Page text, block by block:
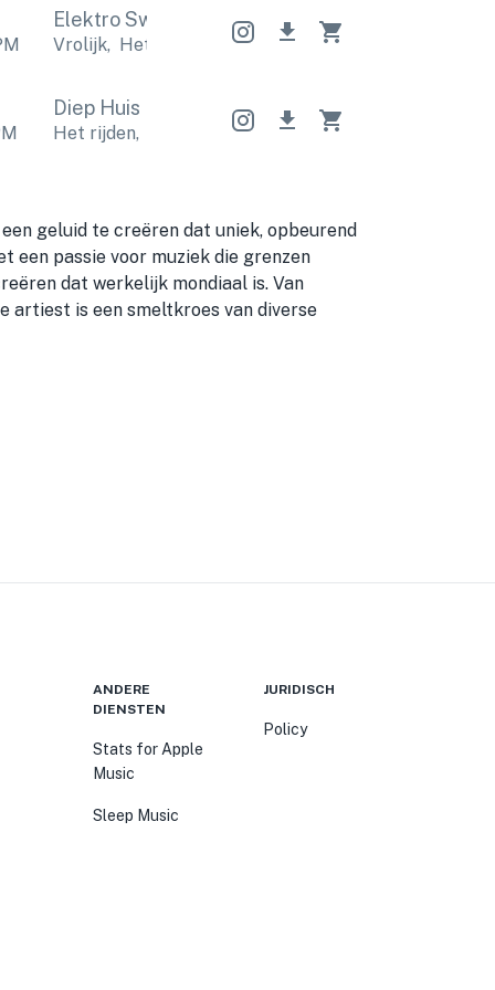
Elektro Swing Elektro Swing Elektro Swing
Vrolijk, Het rijden Vrolijk Het rijden
Diep Huis Diep Huis Diep Huis
Het rijden, Het rijden Energiek
geluid te creëren dat uniek, opbeurend
een passie voor muziek die grenzen
dat werkelijk mondiaal is. Van
artiest is een smeltkroes van diverse
ANDERE
DIENSTEN
Stats for Apple
Music
Sleep Music
JURIDISCH
Policy